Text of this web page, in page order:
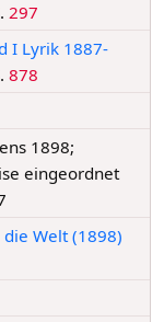
297
I Lyrik 1887-
878
1898;
eingeordnet
Welt (1898)